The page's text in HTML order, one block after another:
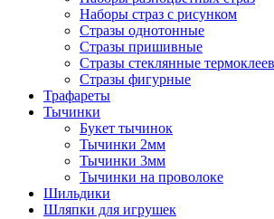
Наборы страз с рисунком
Стразы однотонные
Стразы пришивные
Стразы стеклянные
Стразы фигурные
Трафареты
Тычинки
Букет тычинок
Тычинки 2мм
Тычинки 3мм
Тычинки на проволоке
Шильдики
Шляпки для игрушек